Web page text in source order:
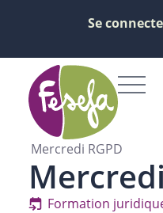
Se
Mercredi RGPD
Formation